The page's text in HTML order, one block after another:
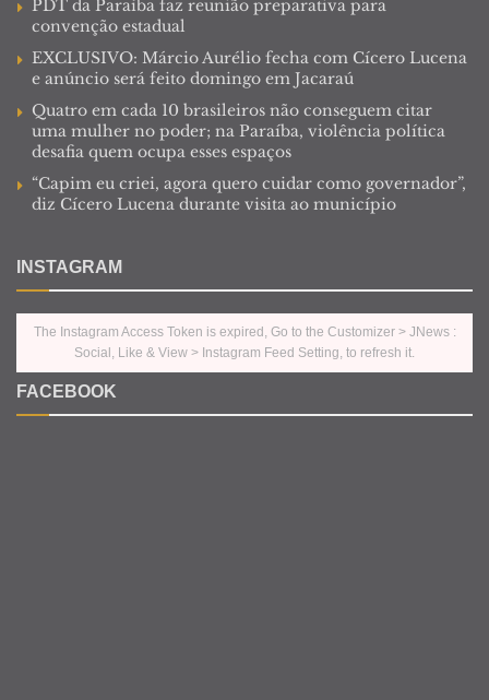
PDT da Paraíba faz reunião preparativa para
convenção estadual
EXCLUSIVO: Márcio Aurélio fecha com Cícero Lucena
e anúncio será feito domingo em Jacaraú
Quatro em cada 10 brasileiros não conseguem citar
uma mulher no poder; na Paraíba, violência política
desafia quem ocupa esses espaços
“Capim eu criei, agora quero cuidar como governador”,
diz Cícero Lucena durante visita ao município
INSTAGRAM
The Instagram Access Token is expired, Go to the Customizer > JNews :
Social, Like & View > Instagram Feed Setting, to refresh it.
FACEBOOK